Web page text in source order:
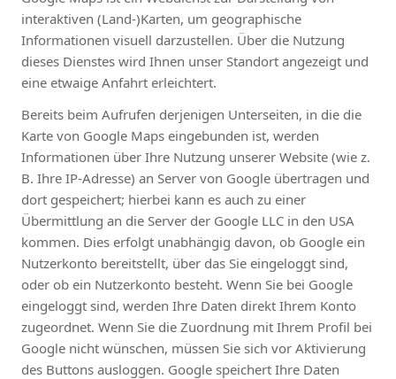
interaktiven (Land-)Karten, um geographische
Informationen visuell darzustellen. Über die Nutzung
dieses Dienstes wird Ihnen unser Standort angezeigt und
eine etwaige Anfahrt erleichtert.
Bereits beim Aufrufen derjenigen Unterseiten, in die die
Karte von Google Maps eingebunden ist, werden
Informationen über Ihre Nutzung unserer Website (wie z.
B. Ihre IP-Adresse) an Server von Google übertragen und
dort gespeichert; hierbei kann es auch zu einer
Übermittlung an die Server der Google LLC in den USA
kommen. Dies erfolgt unabhängig davon, ob Google ein
Nutzerkonto bereitstellt, über das Sie eingeloggt sind,
oder ob ein Nutzerkonto besteht. Wenn Sie bei Google
eingeloggt sind, werden Ihre Daten direkt Ihrem Konto
zugeordnet. Wenn Sie die Zuordnung mit Ihrem Profil bei
Google nicht wünschen, müssen Sie sich vor Aktivierung
des Buttons ausloggen. Google speichert Ihre Daten